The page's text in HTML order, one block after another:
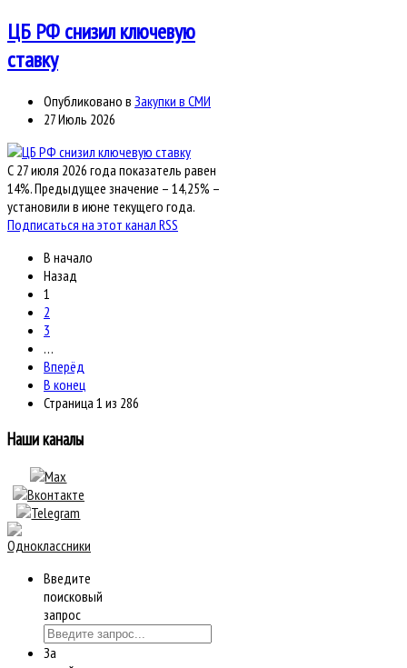
ЦБ РФ снизил ключевую
ставку
Опубликовано в Закупки в СМИ
27 Июль 2026
С 27 июля 2026 года показатель равен
14%. Предыдущее значение – 14,25% –
установили в июне текущего года.
Подписаться на этот канал RSS
В начало
Назад
1
2
3
…
Вперёд
В конец
Страница 1 из 286
Наши каналы
Введите
поисковый
запрос
За